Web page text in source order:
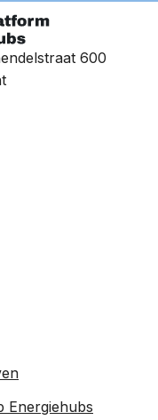
600
Energiehubs